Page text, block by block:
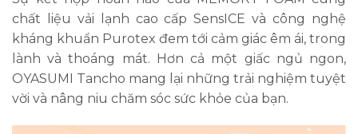
chất liệu vải lạnh cao cấp SensICE và công nghệ
kháng khuẩn Purotex đem tới cảm giác êm ái, trong
lành và thoáng mát. Hơn cả một giấc ngủ ngon,
OYASUMI Tancho mang lại những trải nghiệm tuyệt
vời và nâng niu chăm sóc sức khỏe của bạn.